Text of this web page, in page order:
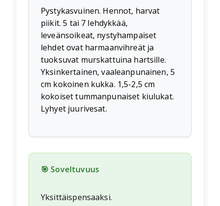
Pystykasvuinen. Hennot, harvat
piikit. 5 tai 7 lehdykkää,
leveänsoikeat, nystyhampaiset
lehdet ovat harmaanvihreät ja
tuoksuvat murskattuina hartsille.
Yksinkertainen, vaaleanpunainen, 5
cm kokoinen kukka. 1,5-2,5 cm
kokoiset tummanpunaiset kiulukat.
Lyhyet juurivesat.
🎯 Soveltuvuus
Yksittäispensaaksi.